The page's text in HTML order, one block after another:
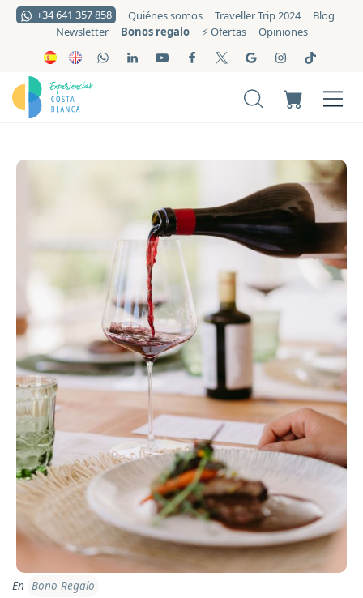
+34 641 357 858 Quiénes somos Traveller Trip 2024
Blog
Newsletter
Bonos regalo ⚡️ Ofertas Opiniones
En Bono Regalo